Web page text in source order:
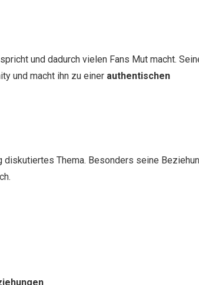
und dadurch vielen Fans Mut macht.
und macht ihn zu einer authentischen
diskutiertes Thema. Besonders seine